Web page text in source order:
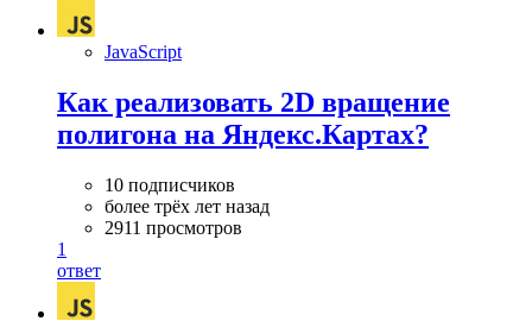
JavaScript
Как реализовать 2D вращение
полигона на Яндекс.Картах?
10 подписчиков
более трёх лет назад
2911 просмотров
1
ответ